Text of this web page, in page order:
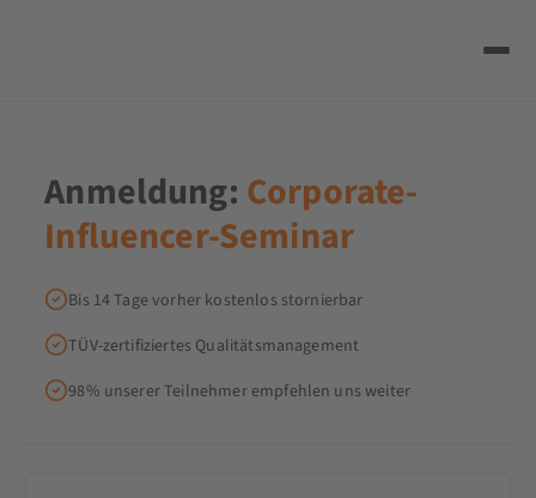
Anmeldung: Corporate-
Influencer-Seminar
Bis 14 Tage vorher kostenlos stornierbar
TÜV-zertifiziertes Qualitätsmanagement
98% unserer Teilnehmer empfehlen uns weiter